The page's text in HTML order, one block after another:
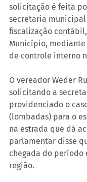
solicitação é feita
secretaria municipal
fiscalização
Município,
de controle interno
O vereador Weder
solicitando a
providenciado o
(lombadas) para o
na estrada que dá
parlamentar disse
chegada do período
região.